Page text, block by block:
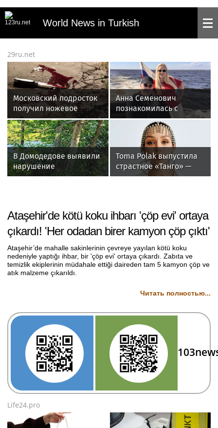
World News in Turkish
29ru.net
Московский подросток
получил ножевое
ранение от брата друга,
нападавшего поймали
Анна Семенович
познакомилась с
родителями жениха
перед свадьбой в
Германии
В Домодедове выявили
нарушение
экологического
Toma Polak выпустила
страстное «Танго» —
новый трек о
Ataşehir'de kötü koku ihbarı 'çöp evi' ortaya
çıkardı! 'Her odadan birer kamyon çöp çıktı'
Ataşehir’de mahalle sakinlerinin çevreye yayılan kötü koku
nedeniyle yaptığı ihbar, bir 'çöp evi' ortaya çıkardı. Zabıta ve
temizlik ekiplerinin müdahale ettiği daireden tam 5 kamyon çöp ve
atık malzeme çıkarıldı.
Читать полностью...
Life24.pro